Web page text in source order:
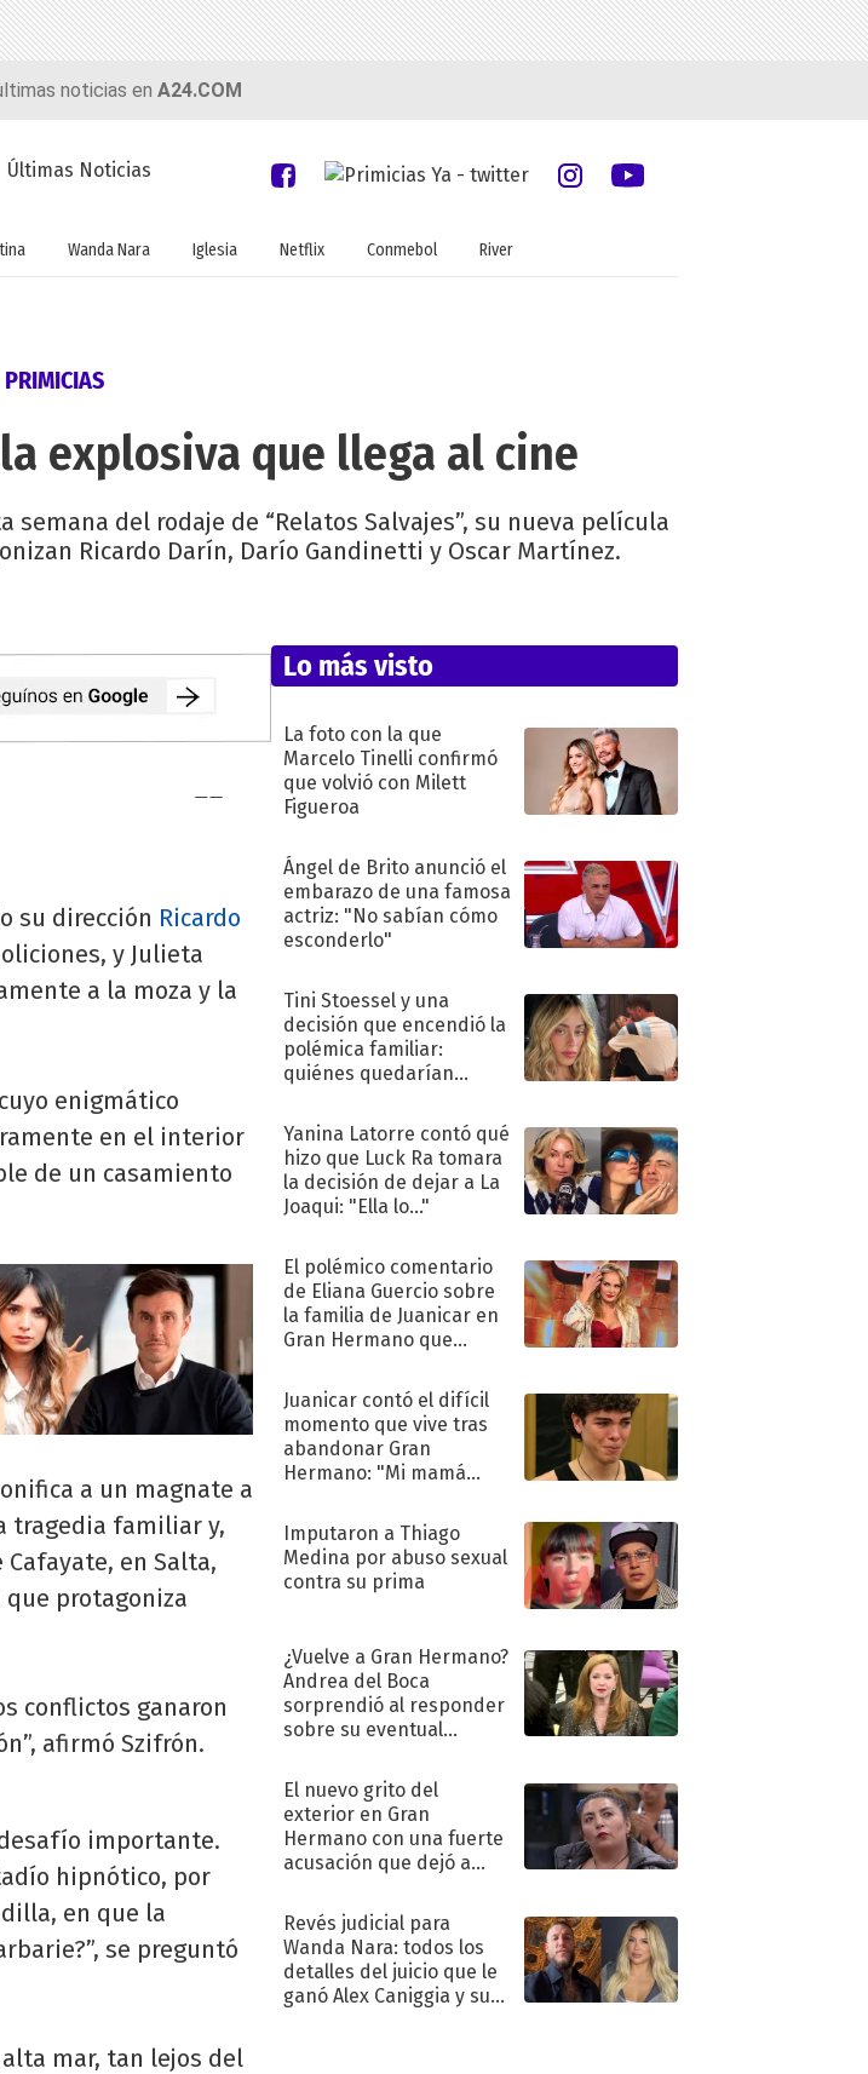
noticias en A24.COM
Últimas Noticias
Wanda Nara Iglesia Netflix Conmebol River
PRIMICIAS
explosiva que llega al cine
del rodaje de “Relatos Salvajes”, su nueva película
Ricardo Darín, Darío Gandinetti y Oscar Martínez.
su dirección Ricardo
y Julieta
a la moza y la
enigmático
en el interior
de un casamiento
a un magnate a
tragedia familiar y,
en Salta,
protagoniza
conflictos ganaron
afirmó Szifrón.
importante.
hipnótico, por
en que la
se preguntó
mar, tan lejos del
Lo más visto
La foto con la que
Marcelo Tinelli confirmó
que volvió con Milett
Figueroa
Ángel de Brito anunció el
embarazo de una famosa
actriz: "No sabían cómo
esconderlo"
Tini Stoessel y una
decisión que encendió la
polémica familiar:
quiénes quedarían
Yanina Latorre contó qué
hizo que Luck Ra tomara
la decisión de dejar a La
Joaqui: "Ella lo..."
El polémico comentario
de Eliana Guercio sobre
la familia de Juanicar en
Gran Hermano que
Juanicar contó el difícil
momento que vive tras
abandonar Gran
Hermano: "Mi mamá
Imputaron a Thiago
Medina por abuso sexual
contra su prima
¿Vuelve a Gran Hermano?
Andrea del Boca
sorprendió al responder
sobre su eventual
El nuevo grito del
exterior en Gran
Hermano con una fuerte
acusación que dejó a
"Traidora"
Revés judicial para
Wanda Nara: todos los
detalles del juicio que le
ganó Alex Caniggia y sus